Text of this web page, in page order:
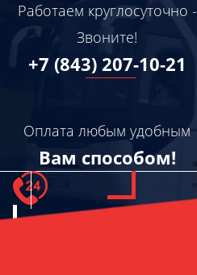
Работаем круглосуточно -
Звоните!
+7 (843) 207-10-21
Оплата любым удобным
Вам способом!